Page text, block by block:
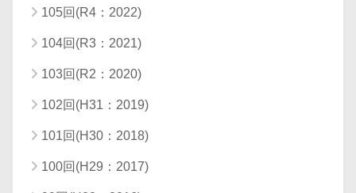
105回(R4：2022)
104回(R3：2021)
103回(R2：2020)
102回(H31：2019)
101回(H30：2018)
100回(H29：2017)